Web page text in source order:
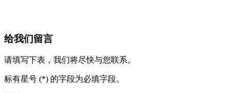
给我们留言
请填写下表，我们将尽快与您联系。
标有星号 (*) 的字段为必填字段。